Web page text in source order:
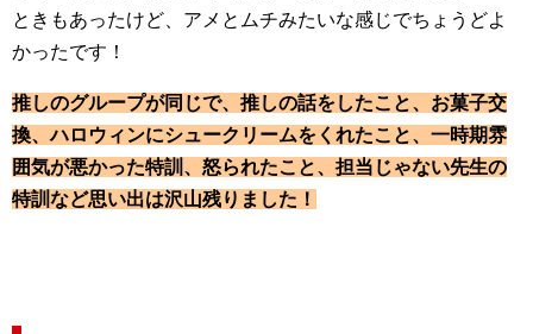
ときもあったけど、アメとムチみたいな感じでちょうどよ
かったです！
推しのグループが同じで、推しの話をしたこと、お菓子交
換、ハロウィンにシュークリームをくれたこと、一時期雰
囲気が悪かった特訓、怒られたこと、担当じゃない先生の
特訓など思い出は沢山残りました！